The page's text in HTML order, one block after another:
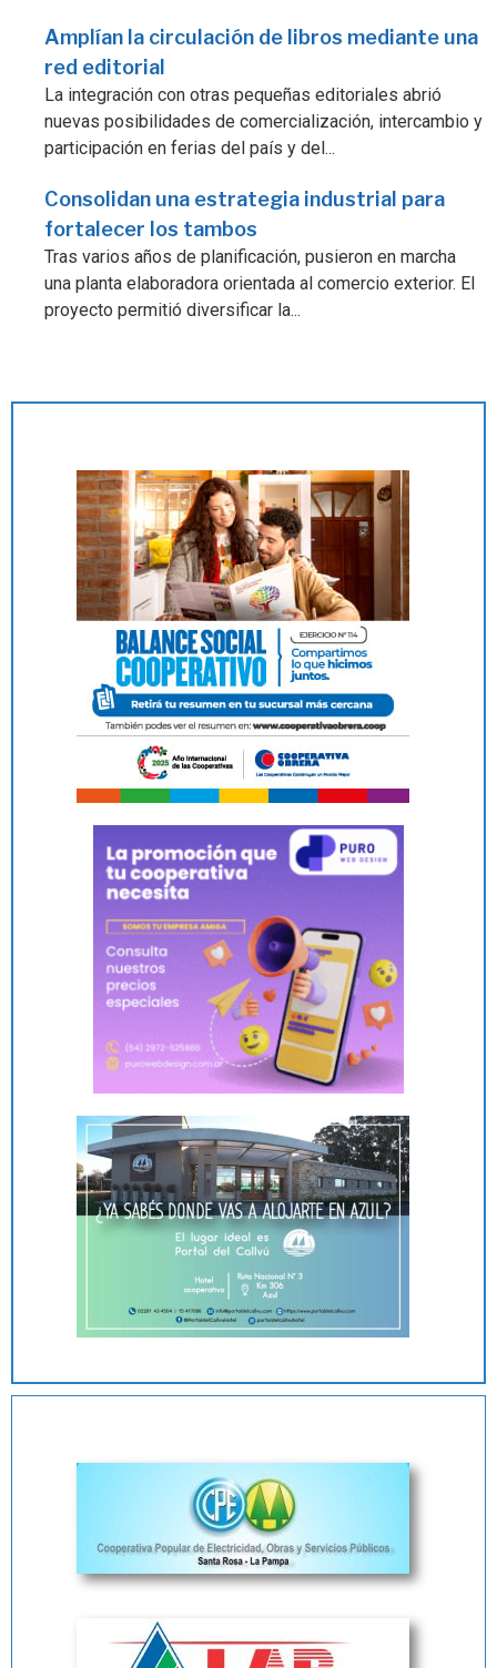
Amplían la circulación de libros mediante una
red editorial
La integración con otras pequeñas editoriales abrió
nuevas posibilidades de comercialización, intercambio y
participación en ferias del país y del...
Consolidan una estrategia industrial para
fortalecer los tambos
Tras varios años de planificación, pusieron en marcha
una planta elaboradora orientada al comercio exterior. El
proyecto permitió diversificar la...